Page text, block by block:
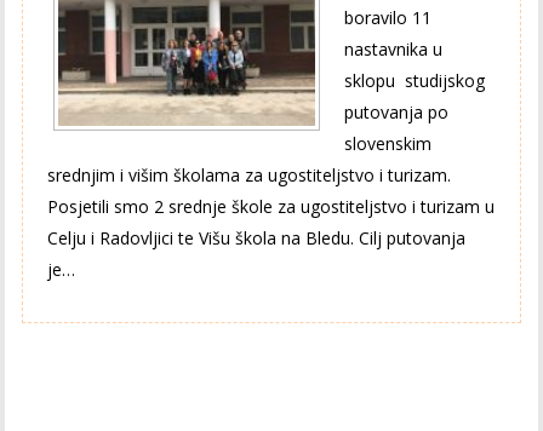
boravilo 11
nastavnika u
sklopu studijskog
putovanja po
slovenskim
srednjim i višim školama za ugostiteljstvo i turizam.
Posjetili smo 2 srednje škole za ugostiteljstvo i turizam u
Celju i Radovljici te Višu škola na Bledu. Cilj putovanja
je…